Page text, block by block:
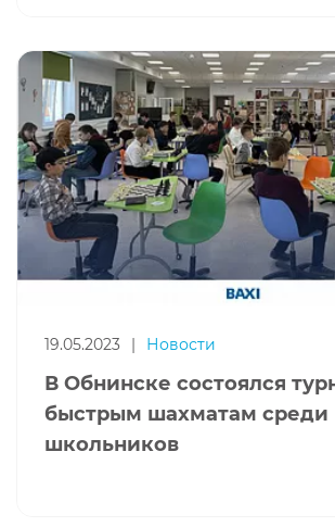
19.05.2023 | Новости
В Обнинске состоялся
быстрым шахматам среди
школьников